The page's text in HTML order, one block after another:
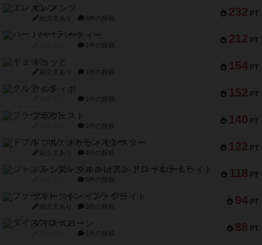
232 PT
エレメンツ
紹介文あり 4件の投稿
212 PT
バー！パーティー
1件の投稿
154 PT
ギョッと
紹介文あり 1件の投稿
152 PT
クルティボ
1件の投稿
140 PT
ブラヴェスト
1件の投稿
122 PT
ドブル：ポケットモンスター
紹介文あり 4件の投稿
118 PT
ジャンヌ・ダルク-オルレアン ドロー＆ライト
5件の投稿
94 PT
ファースト・イン・フライト
紹介文あり 3件の投稿
88 PT
ダイススローン
1件の投稿